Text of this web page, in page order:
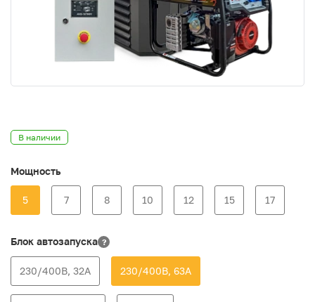
В наличии
Мощность
5 7 8 10 12 15 17
Блок автозапуска ?
230/400В, 32А 230/400В, 63А